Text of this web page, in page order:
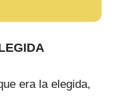
era la elegida,